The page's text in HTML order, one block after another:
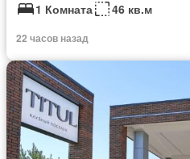
1 Комната
46 кв.м
22 часов назад